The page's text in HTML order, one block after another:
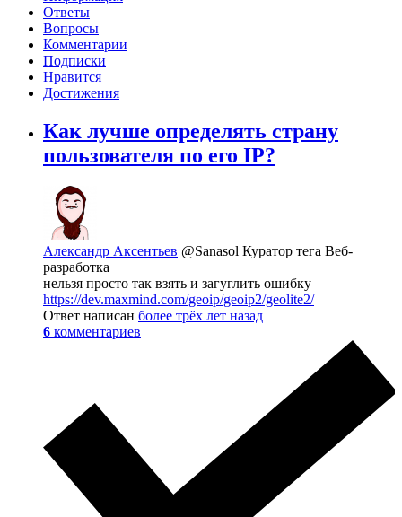
Ответы
Вопросы
Комментарии
Подписки
Нравится
Достижения
Как лучше определять страну
пользователя по его IP?
Александр Аксентьев @Sanasol Куратор тега Веб-
разработка
нельзя просто так взять и загуглить ошибку
https://dev.maxmind.com/geoip/geoip2/geolite2/
Ответ написан более трёх лет назад
6 комментариев